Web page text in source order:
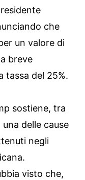
che
un valore di
breve
tassa del 25%.
sostiene, tra
una delle cause
negli
visto che,